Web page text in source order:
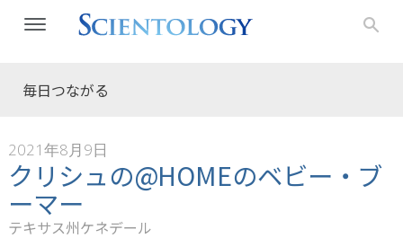
毎日つながる
2021年8月9日
クリシュの@HOMEのベビー・ブ
ーマー
テキサス州ケネデール